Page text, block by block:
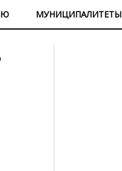
МУНИЦИПАЛИТЕТЫ